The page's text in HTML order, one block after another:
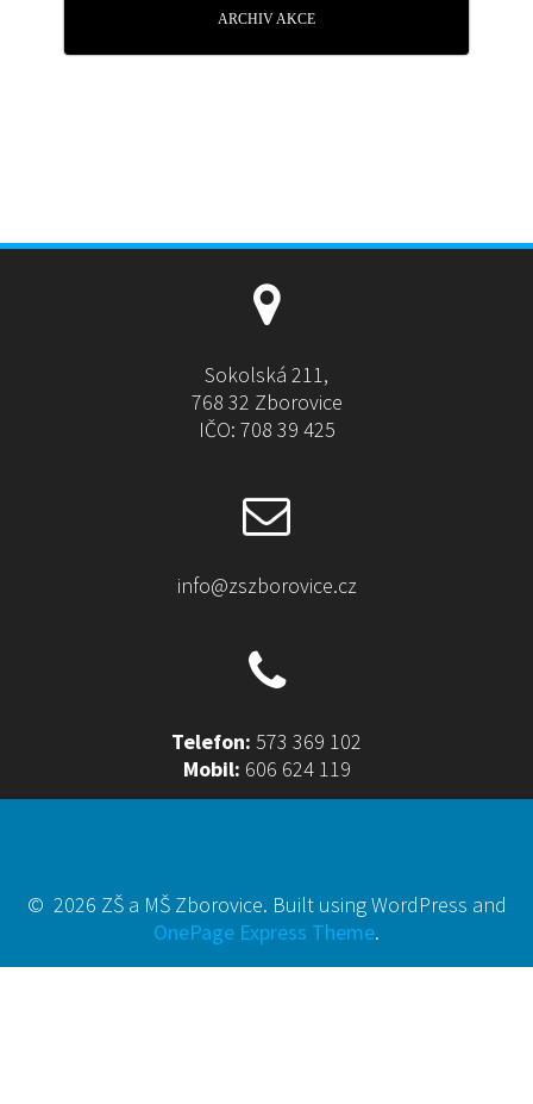
ARCHIV AKCE
Sokolská 211,
768 32 Zborovice
IČO: 708 39 425
info@zszborovice.cz
Telefon: 573 369 102
Mobil: 606 624 119
© 2026 ZŠ a MŠ Zborovice. Built using WordPress and
OnePage Express Theme.